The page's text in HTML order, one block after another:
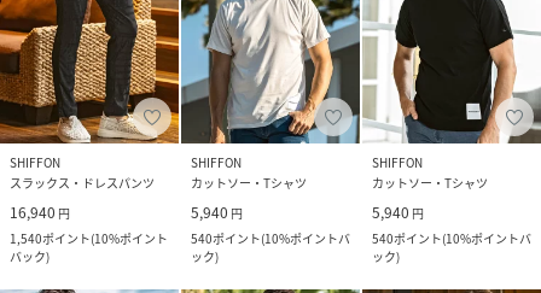
SHIFFON
スラックス・ドレスパンツ
16,940 円
1,540ポイント(10%ポイント
バック)
SHIFFON
カットソー・Tシャツ
5,940 円
540ポイント(10%ポイントバ
ック)
SHIFFON
カットソー・Tシャツ
5,940 円
540ポイント(10%ポイントバ
ック)